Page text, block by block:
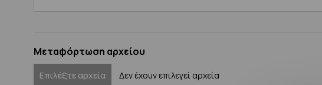
Μεταφόρτωση αρχείου
Επιλέξτε αρχεία Δεν έχουν επιλεγεί αρχεία